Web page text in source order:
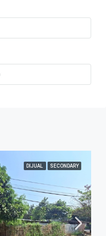
DIJUAL SECONDARY